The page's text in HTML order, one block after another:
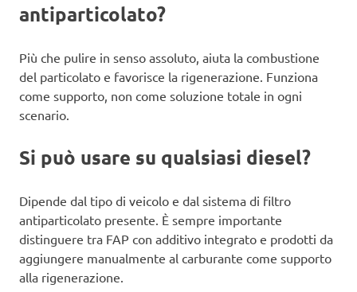
antiparticolato?
Più che pulire in senso assoluto, aiuta la combustione
del particolato e favorisce la rigenerazione. Funziona
come supporto, non come soluzione totale in ogni
scenario.
Si può usare su qualsiasi diesel?
Dipende dal tipo di veicolo e dal sistema di filtro
antiparticolato presente. È sempre importante
distinguere tra FAP con additivo integrato e prodotti da
aggiungere manualmente al carburante come supporto
alla rigenerazione.